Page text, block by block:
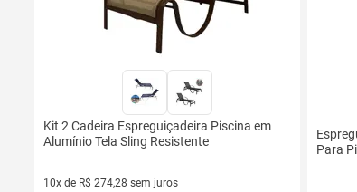
Kit 2 Cadeira Espreguiçadeira Piscina em
Alumínio Tela Sling Resistente
10x de R$ 274,28 sem juros
Para